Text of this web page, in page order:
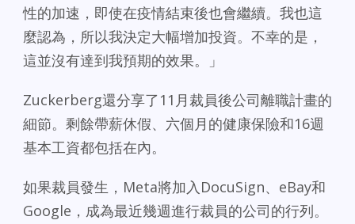
性的加速，即使在疫情結束後也會繼續。我也這
麼認為，所以我決定大幅增加投資。不幸的是，
這並沒有達到我預期的效果。」
Zuckerberg還分享了11月裁員後公司離職計畫的
細節。剩餘帶薪休假、六個月的健康保險和16週
基本工資都包括在內。
如果裁員發生，Meta將加入DocuSign、eBay和
Google，成為最近幾週進行裁員的公司的行列。